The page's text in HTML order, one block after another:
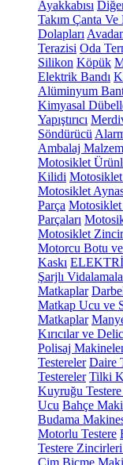
Ayakkabısı
Takım Çanta Ve
Dolapları
Terazisi Oda
Silikon Köpük
Elektrik Bandı
Alüminyum
Kimyasal
Yapıştırıcı
Söndürücü
Ambalaj
Motosiklet
Kilidi Motosiklet
Motosiklet
Parça Motosiklet
Parçaları
Motosiklet
Motorcu Botu ve
Kaskı
Şarjlı
Matkaplar
Matkap Ucu ve
Matkaplar
Kırıcılar ve
Polisaj
Testereler Daire
Testereler Tilki
Kuyruğu
Ucu Bahçe
Budama
Motorlu Testere
Testere Zincirleri
Çim Biçme